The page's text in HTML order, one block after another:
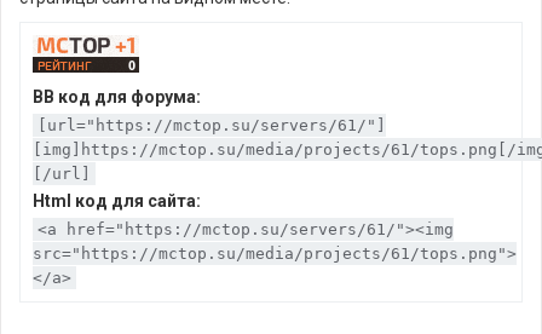
BB код для форума:
[url="https://mctop.su/servers/61/"]
[img]https://mctop.su/media/projects/61/tops.png[/
[/url]
Html код для сайта:
<a href="https://mctop.su/servers/61/"><img
src="https://mctop.su/media/projects/61/tops.png">
</a>